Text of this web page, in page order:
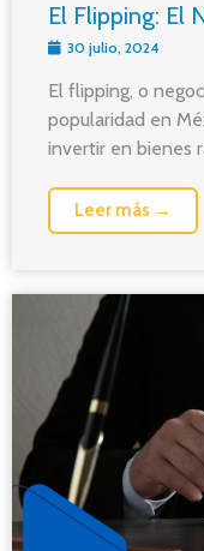
El Flipping: El
30 julio, 2024
El flipping, o
popularidad en
invertir en bienes
Leer más →